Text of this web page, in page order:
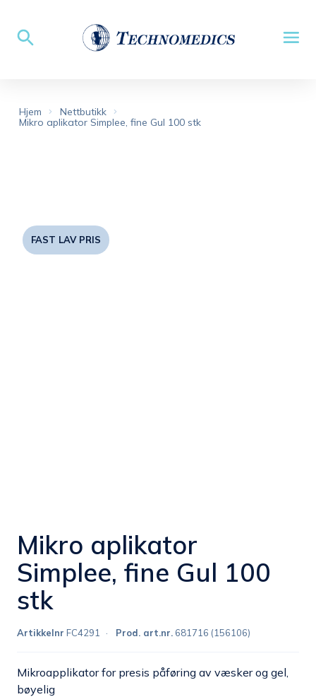
Hjem
Nettbutikk
Mikro aplikator Simplee, fine Gul 100 stk
FAST LAV PRIS
Mikro aplikator
Simplee, fine Gul 100
stk
Artikkelnr FC4291 Prod. art.nr. 681716 (156106)
Mikroapplikator for presis påføring av væsker og gel,
bøyelig